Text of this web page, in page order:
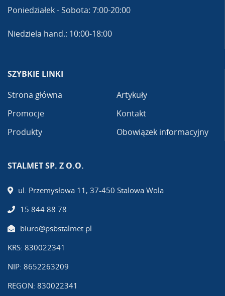
Poniedziałek - Sobota: 7:00-20:00
Niedziela hand.: 10:00-18:00
SZYBKIE LINKI
Strona główna
Promocje
Produkty
Artykuły
Kontakt
Obowiązek informacyjny
STALMET SP. Z O.O.
ul. Przemysłowa 11, 37-450 Stalowa Wola
15 844 88 78
biuro@psbstalmet.pl
KRS: 830022341
NIP: 8652263209
REGON: 830022341